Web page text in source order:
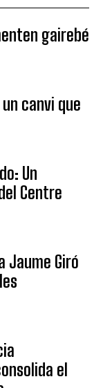
gairebé
canvi que
Un
Centre
Jaume Giró
el